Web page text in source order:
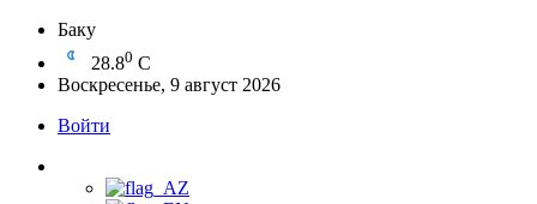
Баку
28.80 C
Воскресенье, 9 август 2026
Войти